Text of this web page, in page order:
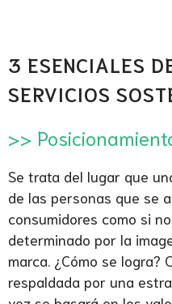
3 ESENCIALES
SERVICIOS
>>
Se trata del lugar que
de las personas que se
consumidores como si
determinado por la
marca. ¿Cómo se logra?
respaldada por una